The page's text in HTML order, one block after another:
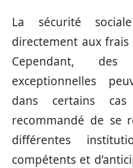
La sécurité
directement aux frais
Cependant, des
exceptionnelles
dans certains
recommandé de se
différentes
compétents et